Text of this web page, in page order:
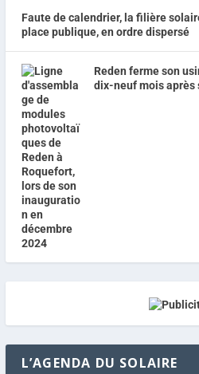
Faute de calendrier, la filière
place publique, en ordre dispersé
Reden ferme son
dix-neuf mois après
L’AGENDA DU SOLAIRE